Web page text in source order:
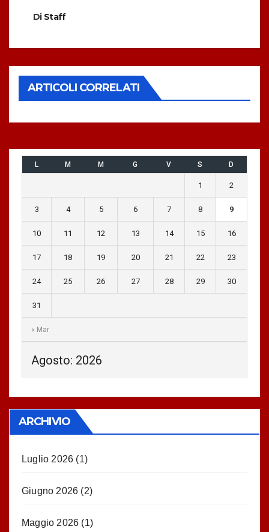
Di Staff
ARTICOLI CORRELATI
Agosto: 2026
L M M G V S D
« Mar
1 2
3 4 5 6 7 8 9
10 11 12 13 14 15 16
17 18 19 20 21 22 23
24 25 26 27 28 29 30
31
ARCHIVIO
Luglio 2026 (1)
Giugno 2026 (2)
Maggio 2026 (1)